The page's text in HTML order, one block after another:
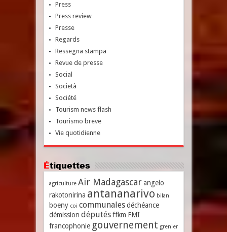
Press
Press review
Presse
Regards
Ressegna stampa
Revue de presse
Social
Società
Société
Tourism news flash
Tourismo breve
Vie quotidienne
Étiquettes
agriculture Air Madagascar angelo
rakotonirina antananarivo bilan
boeny coi communales déchéance
démission députés ffkm FMI
francophonie gouvernement grenier